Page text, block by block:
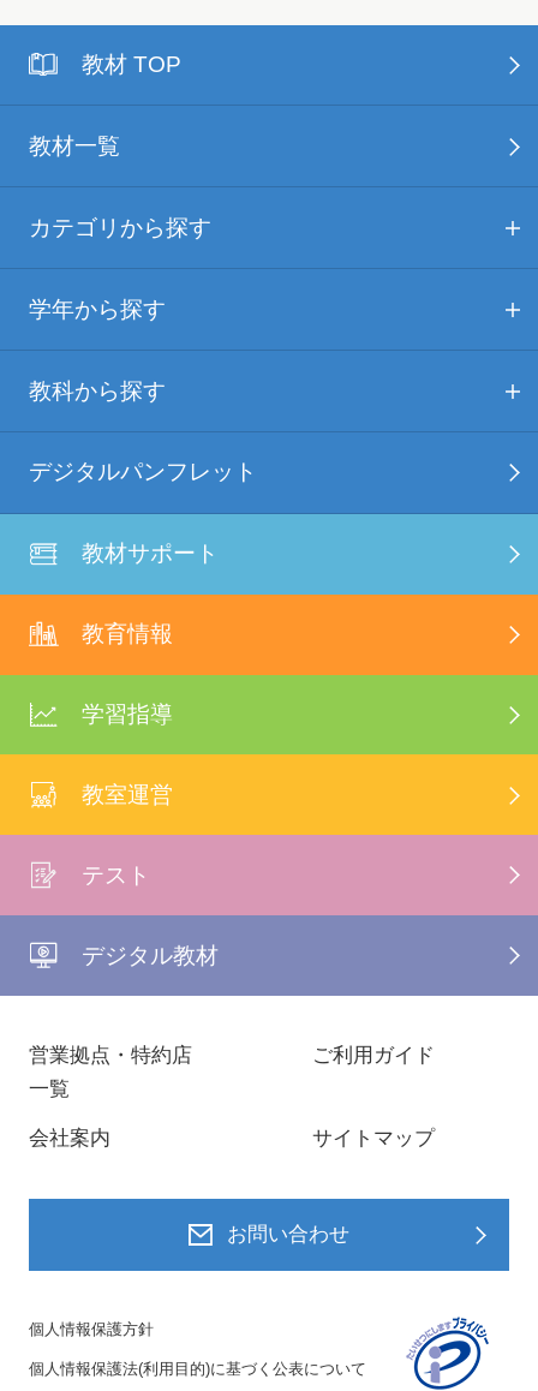
教材 TOP
教材一覧
カテゴリから探す
学年から探す
教科から探す
デジタルパンフレット
教材サポート
教育情報
学習指導
教室運営
テスト
デジタル教材
営業拠点・特約店
一覧
ご利用ガイド
会社案内 サイトマップ
お問い合わせ
個人情報保護方針
個人情報保護法(利用目的)に基づく公表について